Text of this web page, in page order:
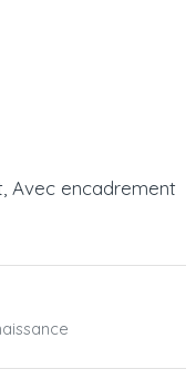
Avec encadrement